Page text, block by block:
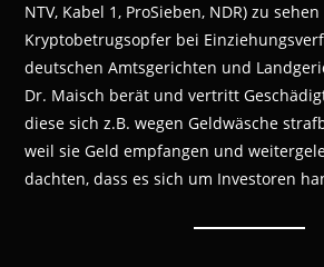
NTV, Kabel 1, ProSieben, NDR) zu
Kryptobetrugsopfer bei
deutschen Amtsgerichten und
Dr. Maisch berät und vertritt
diese sich z.B. wegen Geldwäsche
weil sie Geld empfangen und
dachten, dass es sich um Investoren